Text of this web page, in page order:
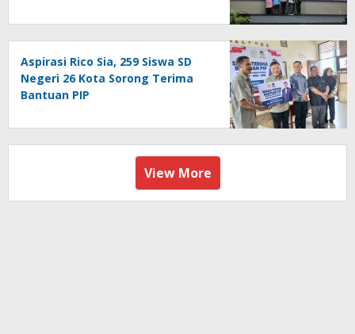
Aspirasi Rico Sia, 259 Siswa SD
Negeri 26 Kota Sorong Terima
Bantuan PIP
View More